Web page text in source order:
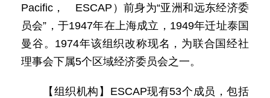
Pacific， ESCAP）前身为“亚洲和远东经济委
员会”，于1947年在上海成立，1949年迁址泰国
曼谷。1974年该组织改称现名，为联合国经社
理事会下属5个区域经济委员会之一。
【组织机构】ESCAP现有53个成员，包括